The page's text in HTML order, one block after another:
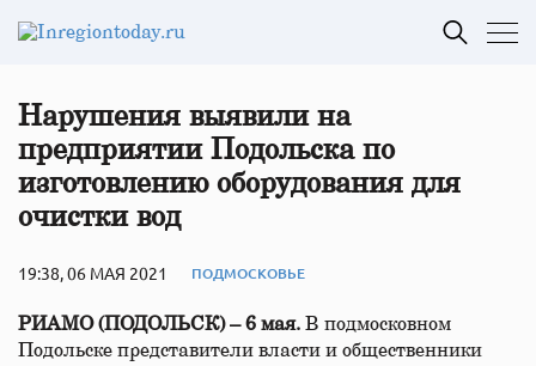
Нарушения выявили на
предприятии Подольска по
изготовлению оборудования для
очистки вод
19:38, 06 МАЯ 2021 ПОДМОСКОВЬЕ
РИАМО (ПОДОЛЬСК) – 6 мая. В подмосковном
Подольске представители власти и общественники